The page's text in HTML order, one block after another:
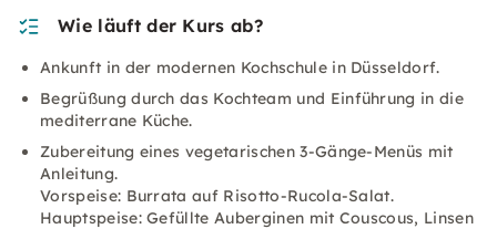
Wie läuft der Kurs ab?
Ankunft in der modernen Kochschule in Düsseldorf.
Begrüßung durch das Kochteam und Einführung in die
mediterrane Küche.
Zubereitung eines vegetarischen 3-Gänge-Menüs mit
Anleitung.
Vorspeise: Burrata auf Risotto-Rucola-Salat.
Hauptspeise: Gefüllte Auberginen mit Couscous, Linsen